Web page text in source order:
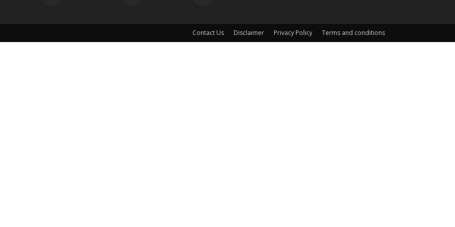
Contact Us Disclaimer Privacy Policy Terms and conditions